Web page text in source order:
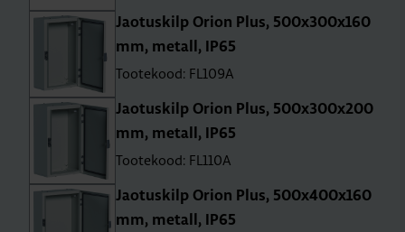
Jao­tus­kilp Orion Plus, 500x300x160
mm, metall, IP65
Tootekood: FL109A
Jao­tus­kilp Orion Plus, 500x300x200
mm, metall, IP65
Tootekood: FL110A
Jao­tus­kilp Orion Plus, 500x400x160
mm, metall, IP65